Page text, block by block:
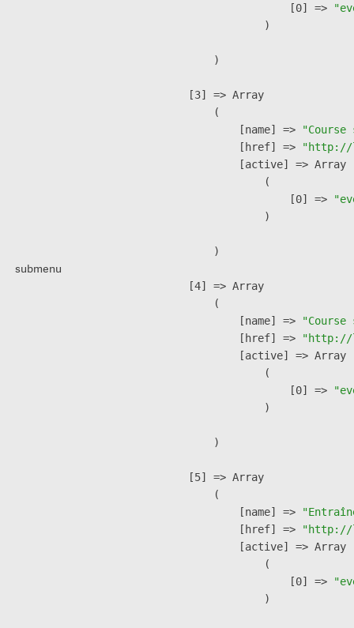
submenu
                    [0] =>
                )
        )
    [3] => Array
        (
            [name] =>
            [href] =>
"http://
            [active] => Array
                (
                    [0] =>
                )
        )
    [4] => Array
        (
            [name] =>
            [href] =>
"http://
            [active] => Array
                (
                    [0] =>
                )
        )
    [5] => Array
        (
            [name] =>
            [href] =>
"http://
            [active] => Array
                (
                    [0] =>
                )